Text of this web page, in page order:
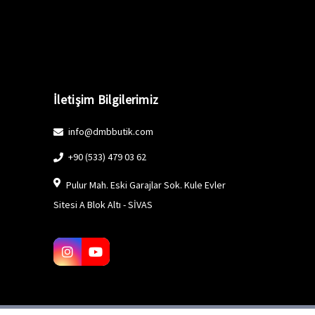
İletişim Bilgilerimiz
info@dmbbutik.com
+90 (533) 479 03 62
Pulur Mah. Eski Garajlar Sok. Kule Evler
Sitesi A Blok Altı - SİVAS